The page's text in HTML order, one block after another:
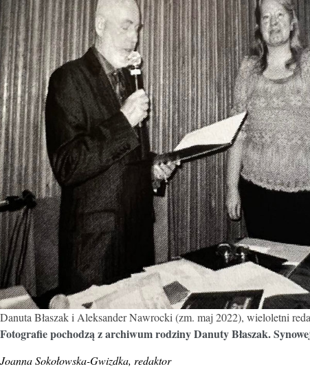
Danuta Błaszak i Aleksander Nawrocki (zm. maj 2022), wieloletni
Fotografie pochodzą z archiwum rodziny Danuty Błaszak.
Joanna Sokołowska-Gwizdka, redaktor